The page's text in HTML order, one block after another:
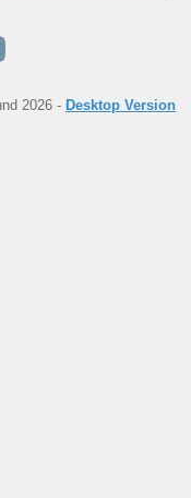
2026 - Desktop Version